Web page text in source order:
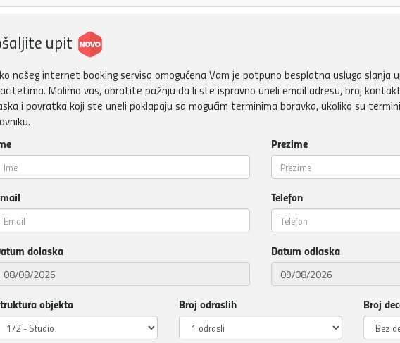
upit
našeg internet booking servisa omogućena Vam je potpuno besplatna usluga slanja
Molimo vas, obratite pažnju da li ste ispravno uneli email adresu, broj
i povratka koji ste uneli poklapaju sa mogućim terminima boravka, ukoliko su
Prezime
Telefon
dolaska Datum odlaska
objekta Broj odraslih Broj